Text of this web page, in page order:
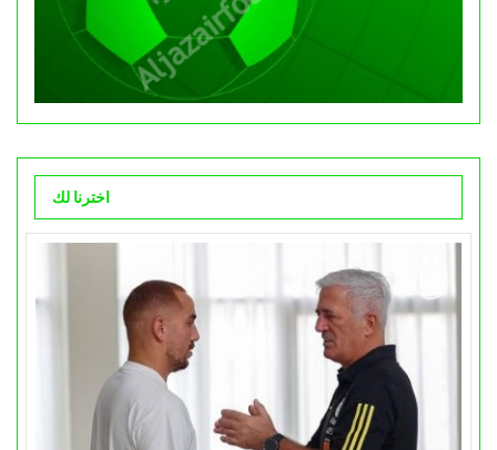
اخترنا لك